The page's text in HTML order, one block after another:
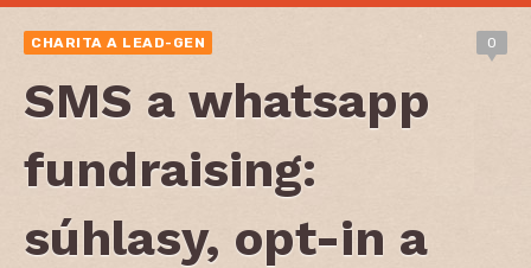
CHARITA A LEAD-GEN 0
SMS a whatsapp
fundraising:
súhlasy, opt-in a